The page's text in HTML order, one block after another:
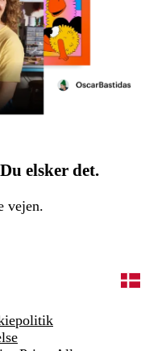
elsker det.
vejen.